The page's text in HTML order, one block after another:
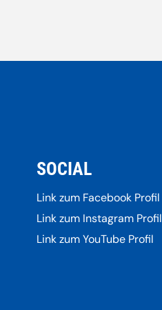
SOCIAL
Link zum Facebook Profil
Link zum Instagram Profil
Link zum YouTube Profil